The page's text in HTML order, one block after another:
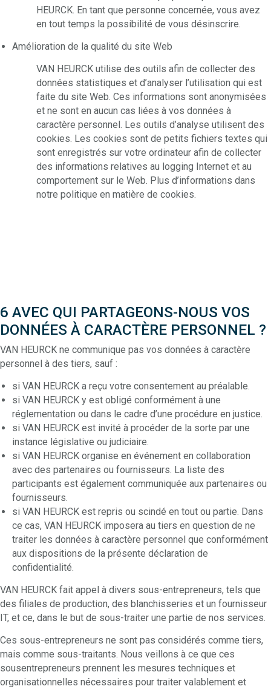
HEURCK. En tant que personne concernée, vous avez
en tout temps la possibilité de vous désinscrire.
Amélioration de la qualité du site Web
VAN HEURCK utilise des outils afin de collecter des
données statistiques et d’analyser l’utilisation qui est
faite du site Web. Ces informations sont anonymisées
et ne sont en aucun cas liées à vos données à
caractère personnel. Les outils d’analyse utilisent des
cookies. Les cookies sont de petits fichiers textes qui
sont enregistrés sur votre ordinateur afin de collecter
des informations relatives au logging Internet et au
comportement sur le Web. Plus d’informations dans
notre politique en matière de cookies.
6 AVEC QUI PARTAGEONS-NOUS VOS
DONNÉES À CARACTÈRE PERSONNEL ?
VAN HEURCK ne communique pas vos données à caractère
personnel à des tiers, sauf :
si VAN HEURCK a reçu votre consentement au préalable.
si VAN HEURCK y est obligé conformément à une
réglementation ou dans le cadre d’une procédure en justice.
si VAN HEURCK est invité à procéder de la sorte par une
instance législative ou judiciaire.
si VAN HEURCK organise en événement en collaboration
avec des partenaires ou fournisseurs. La liste des
participants est également communiquée aux partenaires ou
fournisseurs.
si VAN HEURCK est repris ou scindé en tout ou partie. Dans
ce cas, VAN HEURCK imposera au tiers en question de ne
traiter les données à caractère personnel que conformément
aux dispositions de la présente déclaration de
confidentialité.
VAN HEURCK fait appel à divers sous-entrepreneurs, tels que
des filiales de production, des blanchisseries et un fournisseur
IT, et ce, dans le but de sous-traiter une partie de nos services.
Ces sous-entrepreneurs ne sont pas considérés comme tiers,
mais comme sous-traitants. Nous veillons à ce que ces
sousentrepreneurs prennent les mesures techniques et
organisationnelles nécessaires pour traiter valablement et